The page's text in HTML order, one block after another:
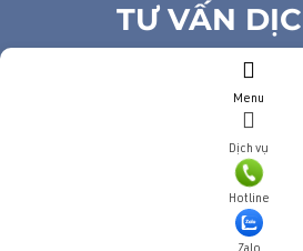
Menu
Dịch vụ
Hotline
TƯ VẤN